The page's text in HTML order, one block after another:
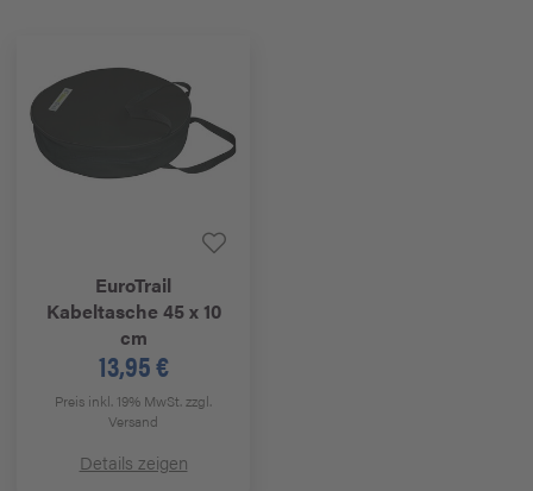
EuroTrail
Kabeltasche 45 x 10
cm
13,95 €
Preis inkl. 19% MwSt.zzgl.
Versand
Details zeigen